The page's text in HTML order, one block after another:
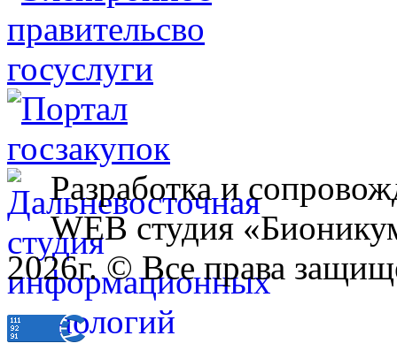
Разработка и
WEB студия
2026г. © Все права